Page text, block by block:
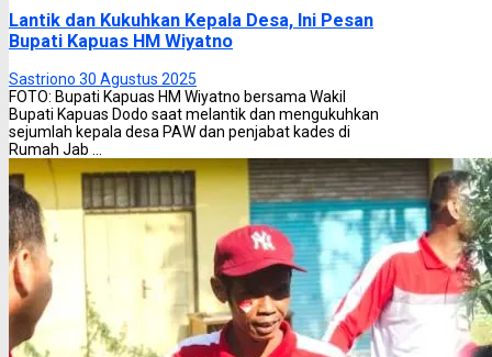
Lantik dan Kukuhkan Kepala Desa, Ini Pesan
Bupati Kapuas HM Wiyatno
Sastriono 30 Agustus 2025
FOTO: Bupati Kapuas HM Wiyatno bersama Wakil
Bupati Kapuas Dodo saat melantik dan mengukuhkan
sejumlah kepala desa PAW dan penjabat kades di
Rumah Jab ...